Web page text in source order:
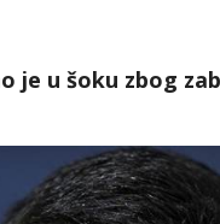
je u šoku zbog